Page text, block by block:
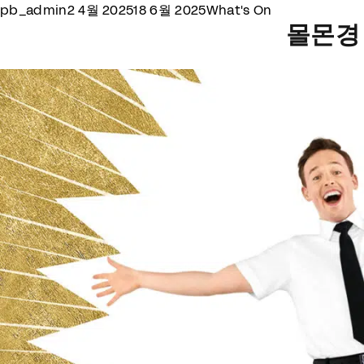
Posted by
pb_admin2 4월 202518 6월 2025Posted in
What's On
몰몬